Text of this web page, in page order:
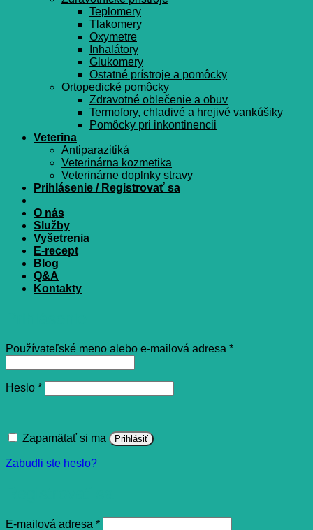
Teplomery
Tlakomery
Oxymetre
Inhalátory
Glukomery
Ostatné prístroje a pomôcky
Ortopedické pomôcky
Zdravotné oblečenie a obuv
Termofory, chladivé a hrejivé vankúšiky
Pomôcky pri inkontinencii
Veterina
Antiparazitiká
Veterinárna kozmetika
Veterinárne doplnky stravy
Prihlásenie / Registrovať sa
O nás
Služby
Vyšetrenia
E-recept
Blog
Q&A
Kontakty
Používateľské meno alebo e-mailová adresa *Povinné
Heslo *Povinné
Zapamätať si ma Prihlásiť
Zabudli ste heslo?
E-mailová adresa *Povinné